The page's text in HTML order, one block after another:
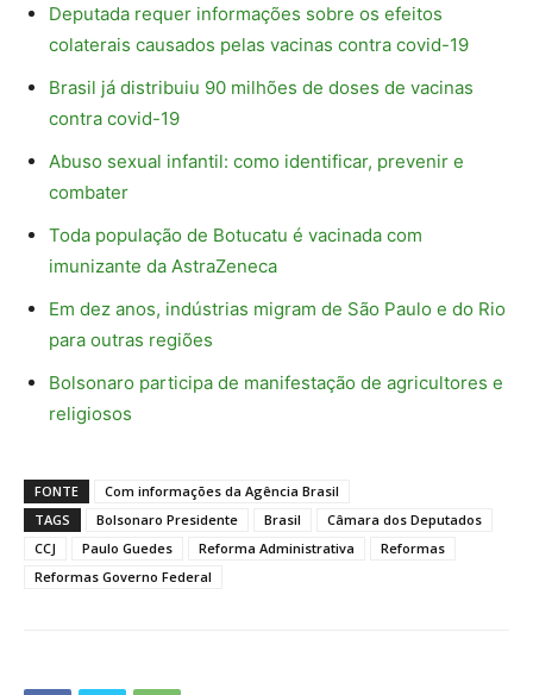
Deputada requer informações sobre os efeitos
colaterais causados pelas vacinas contra covid-19
Brasil já distribuiu 90 milhões de doses de vacinas
contra covid-19
Abuso sexual infantil: como identificar, prevenir e
combater
Toda população de Botucatu é vacinada com
imunizante da AstraZeneca
Em dez anos, indústrias migram de São Paulo e do Rio
para outras regiões
Bolsonaro participa de manifestação de agricultores e
religiosos
FONTE
Com informações da Agência Brasil
TAGS
Bolsonaro Presidente Brasil
Câmara dos Deputados
CCJ
Paulo Guedes Reforma Administrativa
Reformas
Reformas Governo Federal